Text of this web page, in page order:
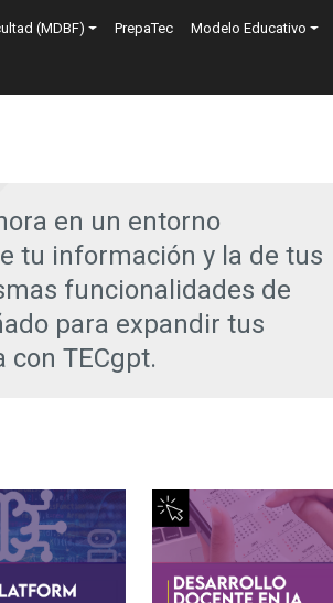
(MDBF) PrepaTec Modelo Educativo
en un entorno
tu información y la de tus
funcionalidades de
para expandir tus
con TECgpt.